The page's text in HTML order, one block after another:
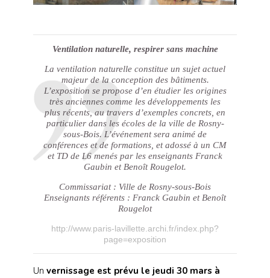
Ventilation naturelle, respirer sans machine
La ventilation naturelle constitue un sujet actuel
majeur de la conception des bâtiments.
L’exposition se propose d’en étudier les origines
très anciennes comme les développements les
plus récents, au travers d’exemples concrets, en
particulier dans les écoles de la ville de Rosny-
sous-Bois. L’événement sera animé de
conférences et de formations, et adossé à un CM
et TD de L6 menés par les enseignants Franck
Gaubin et Benoît Rougelot.
Commissariat : Ville de Rosny-sous-Bois
Enseignants référents : Franck Gaubin et Benoît
Rougelot
http://www.paris-lavillette.archi.fr/index.php?
page=exposition
Un vernissage est prévu le jeudi 30 mars à